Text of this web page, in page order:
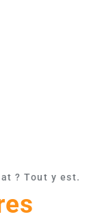
? Tout y est.